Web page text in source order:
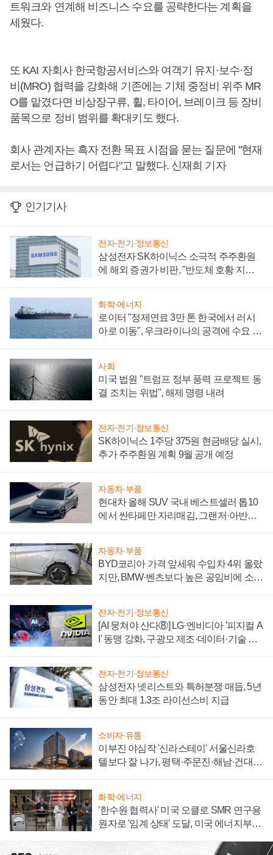
트워크와 연계해 비즈니스 수요를 공략한다는 계획을
세웠다.
또 KAI 자회사 한국항공서비스와 여객기 유지·보수·정
비(MRO) 협력을 강화해 기존에는 기체 중정비 위주 MR
O를 맡겼다면 비상장구류, 휠, 타이어, 브레이크 등 장비
품목으로 정비 범위를 확대키도 했다.
회사 관계자는 흑자 전환 목표 시점을 묻는 질문에 "현재
로서는 언급하기 어렵다"고 말했다. 신재희 기자
인기기사
전자·전기·정보통신
삼성전자 SK하이닉스 소극적 주주환원
에 해외 증권가 비판, "반도체 호황 지속
화학·에너지
로이터 "정제연료 3만 톤 한국에서 러시
아로 이동", 우크라이나의 공격에 수요 늘
사회
미국 법원 "트럼프 정부 풍력 프로젝트 동
결 조치는 위법", 해제 명령 내려
전자·전기·정보통신
SK하이닉스 1주당 375원 현금배당 실시,
추가 주주환원 계획 9월 공개 예정
자동차·부품
현대차 올해 SUV 국내 베스트셀러 톱10
에서 싼타페만 자리매김, 그랜저·아반떼
자동차·부품
BYD코리아 가격 앞세워 수입차 4위 올랐
지만, BMW·벤츠보다 높은 공임비에 소비
전자·전기·정보통신
[AI 뭉쳐야 산다⑧] LG·엔비디아 '피지컬 A
I' 동맹 강화, 구광모 제조·데이터·기술 결
전자·전기·정보통신
삼성전자 넷리스트와 특허분쟁 매듭, 5년
동안 최대 1.3조 라이선스비 지급
소비자·유통
이부진 야심작 '신라스테이' 서울신라호
텔보다 잘 나가, 평택·주문진·해남·건대로
화학·에너지
'한수원 협력사' 미국 오클로 SMR 연구용
원자로 '임계 상태' 도달, 미국 에너지부